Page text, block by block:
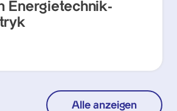
Energietechnik-
Alle anzeigen